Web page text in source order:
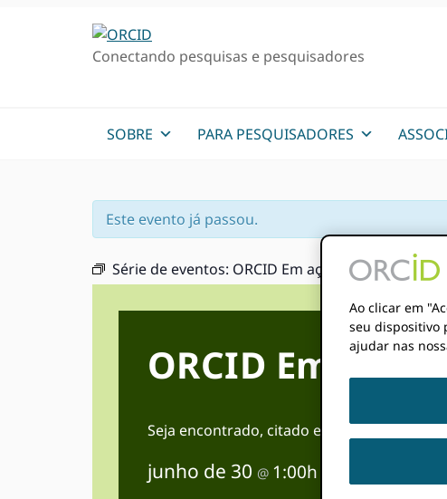
Conectando pesquisas e pesquisadores
SOBRE PARA PESQUISADORES
Este evento já passou.
Série de eventos: ORCID Em ação
ORCID Em
Seja encontrado, citado e reconhecido em
junho de 30 @ 1:00h
Ao clicar em
seu dispositivo
ajudar nas